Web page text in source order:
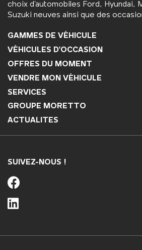
choix d’automobiles Ford, Hyundai,
Suzuki neuves ainsi que des
GAMMES DE VÉHICULE
VÉHICULES D'OCCASION
OFFRES DU MOMENT
VENDRE MON VÉHICULE
SERVICES
GROUPE MORETTO
ACTUALITES
SUIVEZ-NOUS !